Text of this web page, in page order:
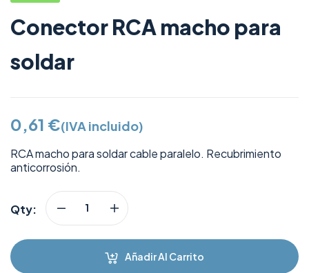
Conector RCA macho para
soldar
0,61 €(IVA incluido)
RCA macho para soldar cable paralelo. Recubrimiento
anticorrosión.
Qty:
Añadir Al Carrito